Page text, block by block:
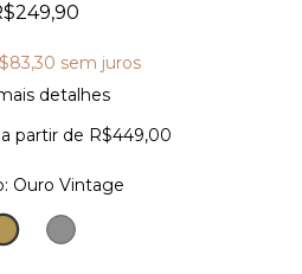
sem juros
detalhes
a partir de R$449,00
Ouro Vintage
Prata
Vintage